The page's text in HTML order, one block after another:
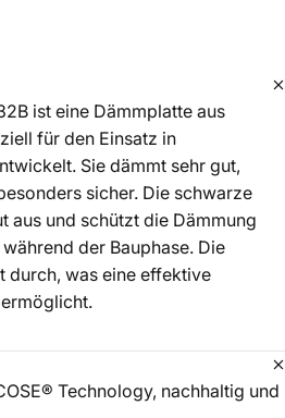
ist eine Dämmplatte aus
für den Einsatz in
Sie dämmt sehr gut,
sicher. Die schwarze
aus und schützt die Dämmung
der Bauphase. Die
durch, was eine effektive
Technology, nachhaltig und